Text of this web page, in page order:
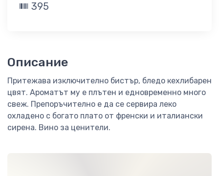
395
Описание
Притежава изключително бистър, бледо кехлибарен
цвят. Ароматът му е плътен и едновременно много
свеж. Препоръчително е да се сервира леко
охладено с богато плато от френски и италиански
сирена. Вино за ценители.